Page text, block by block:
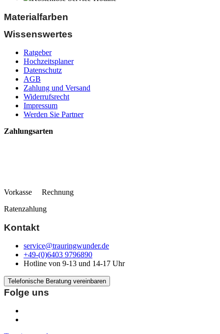
Materialfarben
Wissenswertes
Ratgeber
Hochzeitsplaner
Datenschutz
AGB
Zahlung und Versand
Widerrufsrecht
Impressum
Werden Sie Partner
Zahlungsarten
Vorkasse Rechnung
Ratenzahlung
Kontakt
service@trauringwunder.de
+49-(0)6403 9796890
Hotline von 9-13 und 14-17 Uhr
Telefonische Beratung vereinbaren
Folge uns